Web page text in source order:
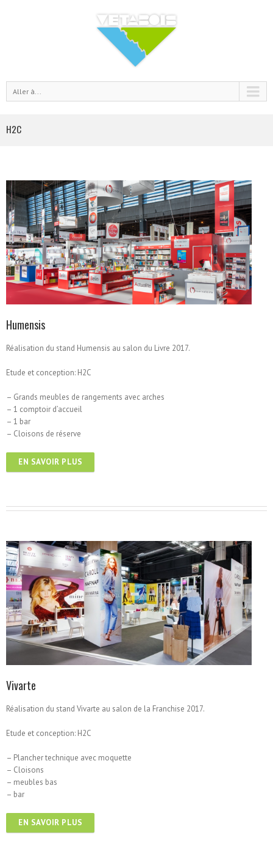
Aller à...
H2C
Humensis
Réalisation du stand Humensis au salon du Livre 2017.
Etude et conception: H2C
– Grands meubles de rangements avec arches
– 1 comptoir d’accueil
– 1 bar
– Cloisons de réserve
EN SAVOIR PLUS
Vivarte
Réalisation du stand Vivarte au salon de la Franchise 2017.
Etude et conception: H2C
– Plancher technique avec moquette
– Cloisons
– meubles bas
– bar
EN SAVOIR PLUS